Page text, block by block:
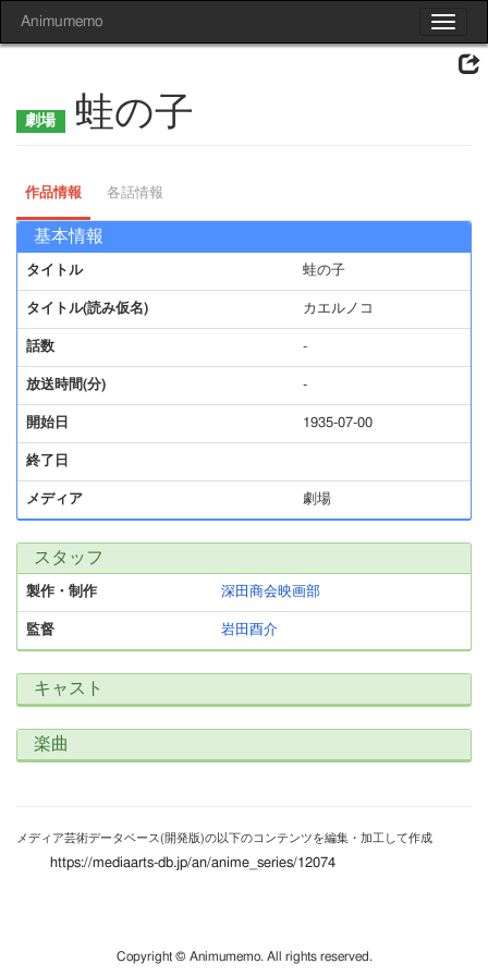
Toggle
Animumemo
蛙の子
作品情報 各話情報
基本情報
タイトル 蛙の子
タイトル(読み仮名) カエルノコ
話数 -
放送時間(分) -
開始日 1935-07-00
終了日
メディア 劇場
スタッフ
製作・制作 深田商会映画部
監督 岩田酉介
キャスト
楽曲
メディア芸術データベース(開発版)の以下のコンテンツを編集・加工して作成
https://mediaarts-db.jp/an/anime_series/12074
Copyright © Animumemo. All rights reserved.